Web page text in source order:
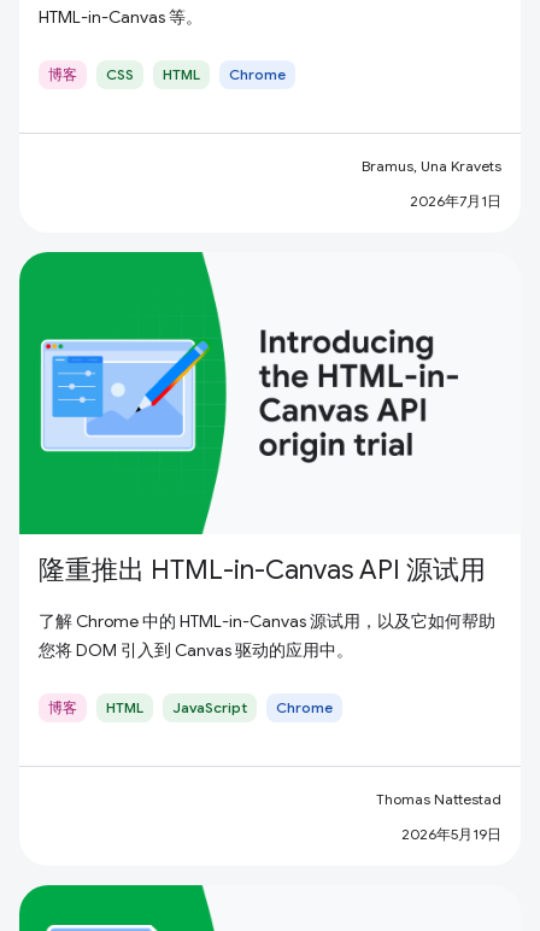
HTML-in-Canvas 等。
博客 CSS HTML Chrome
Bramus, Una Kravets
2026年7月1日
隆重推出 HTML-in-Canvas API 源试用
了解 Chrome 中的 HTML-in-Canvas 源试用，以及它如何帮助
您将 DOM 引入到 Canvas 驱动的应用中。
博客 HTML JavaScript Chrome
Thomas Nattestad
2026年5月19日